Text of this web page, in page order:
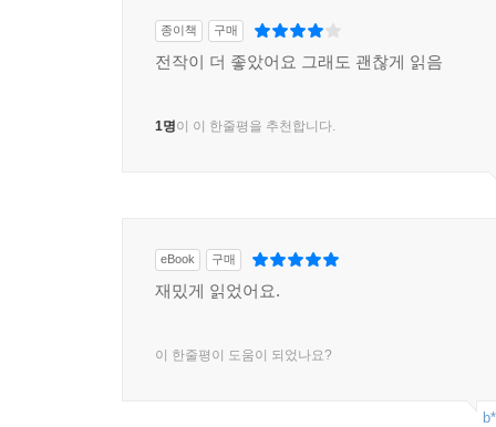
종이책 구매
전작이 더 좋았어요 그래도 괜찮게 읽음
1명이 이 한줄평을 추천합니다.
eBook 구매
재밌게 읽었어요.
이 한줄평이 도움이 되었나요?